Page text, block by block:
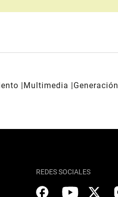
Multimedia
Generación
REDES SOCIALES